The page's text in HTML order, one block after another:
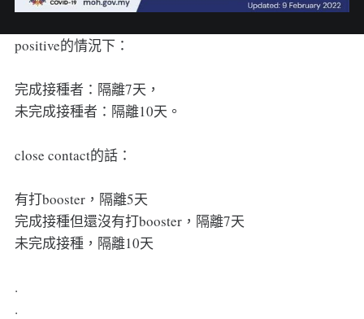
positive的情況下：
完成接種者：隔離7天，
未完成接種者：隔離10天。
close contact的話：
有打booster，隔離5天
完成接種但還沒有打booster，隔離7天
未完成接種，隔離10天
.
.